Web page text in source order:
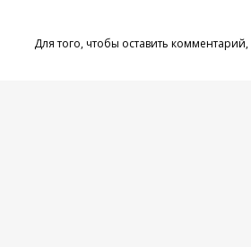
Для того, чтобы оставить комментарий,